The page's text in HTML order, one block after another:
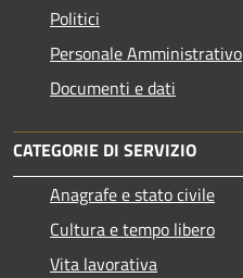
Politici
Personale Amministrativo
Documenti e dati
CATEGORIE DI SERVIZIO
Anagrafe e stato civile
Cultura e tempo libero
Vita lavorativa